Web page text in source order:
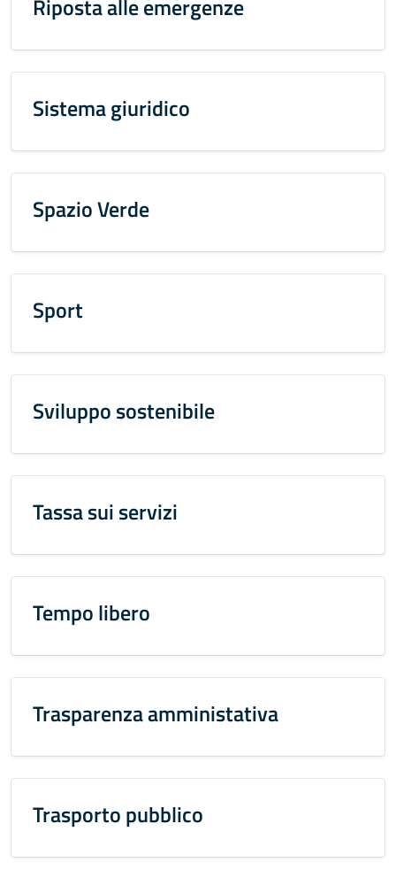
Riposta alle emergenze
Sistema giuridico
Spazio Verde
Sport
Sviluppo sostenibile
Tassa sui servizi
Tempo libero
Trasparenza amministativa
Trasporto pubblico